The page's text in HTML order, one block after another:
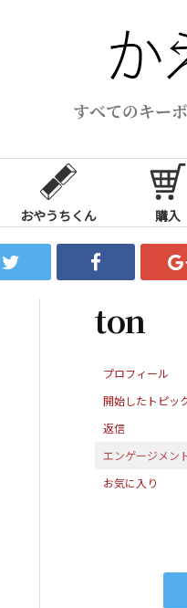
すべてのキー
おやうちくん 購入
ton
プロフィール
開始したトピッ
返信
エンゲージメン
お気に入り